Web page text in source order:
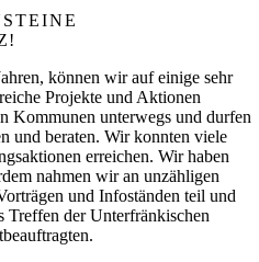
können wir auf einige sehr
Projekte und Aktionen
Kommunen unterwegs und durfen
und beraten. Wir konnten viele
erreichen. Wir haben
nahmen wir an unzähligen
und Infoständen teil und
Treffen der Unterfränkischen